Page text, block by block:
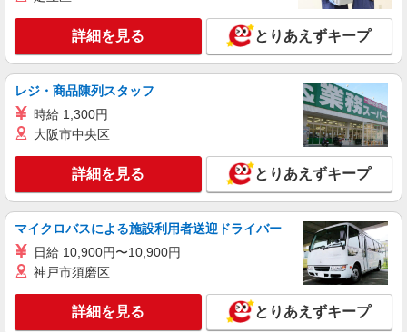
時給1,450円〜1,700円 ※下記手当により異な
る 平日早朝・夕方手当 時給＋250円
東京都足立区江北1-9-14
キープ 詳細を見る
大空と大地のなーさりぃ扇大橋園
私立保育園の保育士
時給1,550円〜1,800円 ※下記手当により異な
る ■平日早朝・夕方手当 時給＋250円
東京都足立区江北1-9-14
キープ 詳細を見る
詳細を見る とりあえずキープ
レジ・商品陳列スタッフ
時給 1,300円
大阪市中央区
詳細を見る とりあえずキープ
マイクロバスによる施設利用者送迎ドライバー
日給 10,900円〜10,900円
神戸市須磨区
詳細を見る とりあえずキープ